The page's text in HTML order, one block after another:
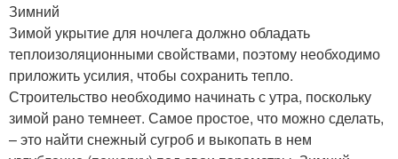
Зимний
Зимой укрытие для ночлега должно обладать
теплоизоляционными свойствами, поэтому необходимо
приложить усилия, чтобы сохранить тепло.
Строительство необходимо начинать с утра, поскольку
зимой рано темнеет. Самое простое, что можно сделать,
– это найти снежный сугроб и выкопать в нем